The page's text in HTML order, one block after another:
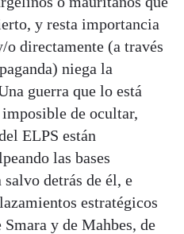
y resta importancia
o directamente (a través
niega la
guerra que lo está
imposible de ocultar,
ELPS están
las bases
detrás de él, e
estratégicos
y de Mahbes, de